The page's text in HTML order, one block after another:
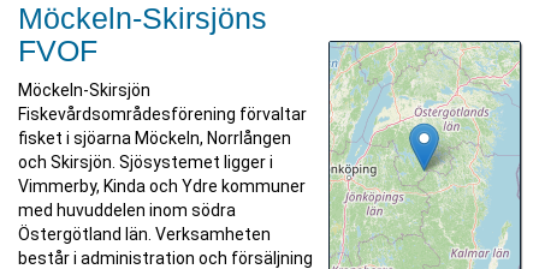
Möckeln-Skirsjöns
FVOF
Möckeln-Skirsjön
Fiskevårdsområdesförening förvaltar
fisket i sjöarna Möckeln, Norrlången
och Skirsjön. Sjösystemet ligger i
Vimmerby, Kinda och Ydre kommuner
med huvuddelen inom södra
Östergötland län. Verksamheten
består i administration och försäljning